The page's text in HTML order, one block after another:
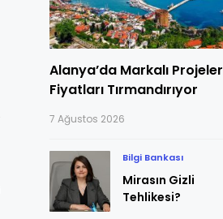
Alanya’da Markalı Projeler
Fiyatları Tırmandırıyor
7 Ağustos 2026
Bilgi Bankası
Mirasın Gizli
Tehlikesi?